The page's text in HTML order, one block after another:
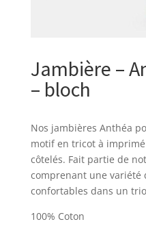
Jambière –
– bloch
Nos jambières Anthéa
motif en tricot à
côtelés. Fait partie de
comprenant une variété
confortables dans un
100% Coton